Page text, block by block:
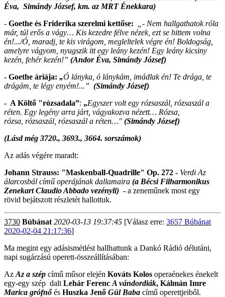
Éva, Simándy József, km. az MRT Énekkara)
- Goethe és Friderika szerelmi kettőse:
„- Nem hallgathatok róla
már, túl erős a vágy… Kis kezedre félve nézek, ezt se hittem volna
én!.../Ó, maradj, te kis virágom, megleltelek végre én! Boldogság,
amelyre vágyom, nyugszik itt egy leány kezén! Egy leány kicsiny
kezén, fehér kezén!” (Andor Éva, Simándy József)
- Goethe áriája: „Ó lányka, ó lánykám, imádlak én! Te drága, te
drágám, te légy enyém!...” (Simándy József)
- A Költő "rózsadala”: „Egyszer volt egy rózsaszál, rózsaszál a
réten. Egy legény arra járt, vágyakozva nézett… Rózsa,
rózsa, rózsaszál, rózsaszál a réten…" (Simándy József)
(Lásd még 3720., 3693., 3664. sorszámok)
Az adás végére maradt:
Johann Strauss: "Maskenball-Quadrille" Op. 272 - Verdi Az
álarcosbál című operájának dallamaira (a Bécsi Filharmonikus
Zenekart Claudio Abbado vezényli) - a zeneműnek most egy
rövid bejátszott részletét hallottuk.
3730 Búbánat 2020-03-13 19:37:45 [Válasz erre: 3657 Búbánat
2020-02-04 21:17:36]
Ma megint egy adásismétlést hallhattunk a Dankó Rádió délutáni,
napi sugárzású operett-összeállításában:
Az Az a szép című műsor elején Kováts Kolos operaénekes énekelt
egy-egy szép dalt Lehár Ferenc A vándordiák, Kálmán Imre
Marica grófnő és Huszka Jenő Gül Baba című operettjeiből.